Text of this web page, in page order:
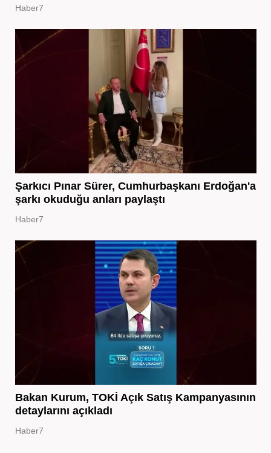
Haber7
Şarkıcı Pınar Sürer, Cumhurbaşkanı Erdoğan'a
şarkı okuduğu anları paylaştı
Haber7
Bakan Kurum, TOKİ Açık Satış Kampanyasının
detaylarını açıkladı
Haber7